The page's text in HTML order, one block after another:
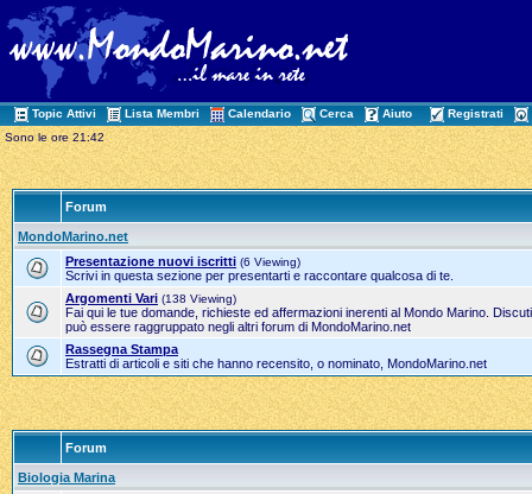
Topic Attivi Lista Membri Calendario Cerca Aiuto
Registrati
Sono le ore 21:42
Forum
MondoMarino.net
Presentazione nuovi iscritti (6 Viewing)
Scrivi in questa sezione per presentarti e raccontare qualcosa di te.
Argomenti Vari (138 Viewing)
Fai qui le tue domande, richieste ed affermazioni inerenti al Mondo Marino.
può essere raggruppato negli altri forum di MondoMarino.net
Rassegna Stampa
Estratti di articoli e siti che hanno recensito, o nominato, MondoMarino.net
Forum
Biologia Marina